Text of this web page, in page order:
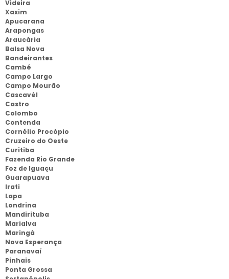
Videira
Xaxim
Apucarana
Arapongas
Araucária
Balsa Nova
Bandeirantes
Cambé
Campo Largo
Campo Mourão
Cascavél
Castro
Colombo
Contenda
Cornélio Procópio
Cruzeiro do Oeste
Curitiba
Fazenda Rio Grande
Foz de Iguaçu
Guarapuava
Irati
Lapa
Londrina
Mandirituba
Marialva
Maringá
Nova Esperança
Paranavaí
Pinhais
Ponta Grossa